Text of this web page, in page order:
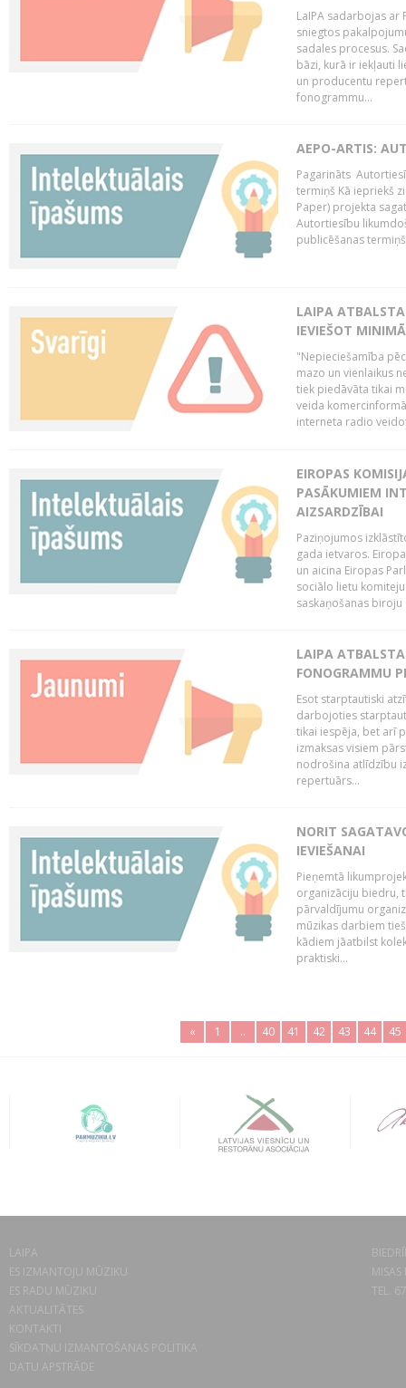
LaIPA sadarbojas
sniegtos
sadales procesus.
bāzi, kurā ir iekļauti
un producentu
fonogrammu...
AEPO-ARTIS:
Pagarināts
termiņš Kā iepriekš
Paper) projekta
Autortiesību
publicēšanas
LAIPA
IEVIEŠOT
"Nepieciešamība
mazo un vienlaikus
tiek piedāvāta tikai
veida
interneta radio
EIROPAS
PASĀKUMIEM
AIZSARDZĪBAI
Paziņojumos
gada ietvaros.
un aicina Eiropas
sociālo lietu
saskaņošanas biroju
LAIPA
FONOGRAMMU
Esot starptautiski
darbojoties
tikai iespēja, bet arī
izmaksas visiem
nodrošina atlīdzību
repertuārs...
NORIT
IEVIEŠANAI
Pieņemtā
organizāciju biedru,
pārvaldījumu
mūzikas darbiem
kādiem jāatbilst
praktiski...
« 1 .. 40 41 42 43 44 45
LAIPA
ES IZMANTOJU MŪZIKU
ES RADU MŪZIKU
AKTUALITĀTES
KONTAKTI
SĪKDATŅU IZMANTOŠANAS POLITIKA
DATU APSTRĀDE
TEL.